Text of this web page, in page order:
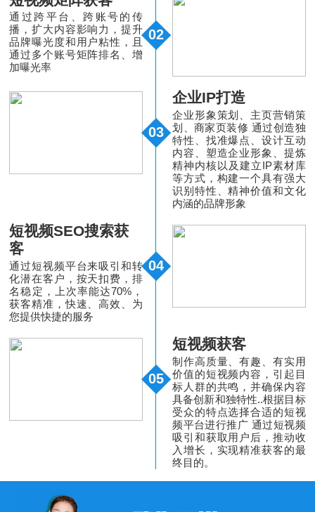
02
通过跨平台、跨账号的传
播，扩大内容影响力，提升
品牌曝光度和用户粘性，且
通过多个账号矩阵排名、增
加曝光率
03
企业IP打造
企业形象策划、主页营销策
划、商家页装修 通过创造独
特性、找准爆点、设计互动
内容、塑造企业形象、提炼
精神内核以及建立IP素材库
等方式，构建一个具有强大
识别特性、精神价值和文化
内涵的品牌形象
04
短视频SEO搜索获
客
通过短视频平台来吸引和转
化潜在客户，按天扣费，排
名稳定，上次率能达70%，
获客精准，快速、高效、为
您提供快捷的服务
05
短视频获客
制作高质量、有趣、有实用
价值的短视频内容，引起目
标人群的共鸣，并确保内容
具备创新和独特性..根据目标
受众的特点选择合适的短视
频平台进行推广 通过短视频
吸引和获取用户后，推动收
入增长，实现精准获客的最
终目的。